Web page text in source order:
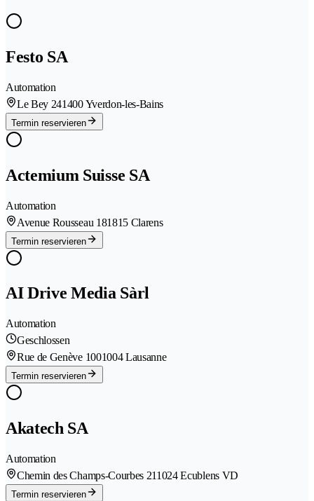
Festo SA
Automation
Le Bey 241400 Yverdon-les-Bains
Termin reservieren
Actemium Suisse SA
Automation
Avenue Rousseau 181815 Clarens
Termin reservieren
AI Drive Media Sàrl
Automation
Geschlossen
Rue de Genève 1001004 Lausanne
Termin reservieren
Akatech SA
Automation
Chemin des Champs-Courbes 211024 Ecublens VD
Termin reservieren